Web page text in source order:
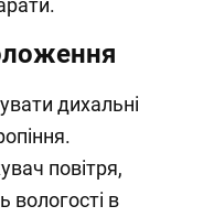
дихальні
повітря,
вологості в